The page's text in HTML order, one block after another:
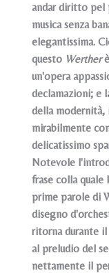
andar diritto pel
musica senza
elegantissima.
questo Werther
un'opera
declamazioni; e
della
mirabilmente
delicatissimo
Notevole
frase colla quale
prime parole di
disegno
ritorna durante
al preludio del
nettamente il